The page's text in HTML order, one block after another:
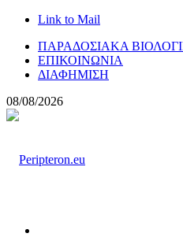
Link to Mail
ΠΑΡΑΔΟΣΙΑΚΑ
ΕΠΙΚΟΙΝΩΝΙΑ
ΔΙΑΦΗΜΙΣΗ
08/08/2026